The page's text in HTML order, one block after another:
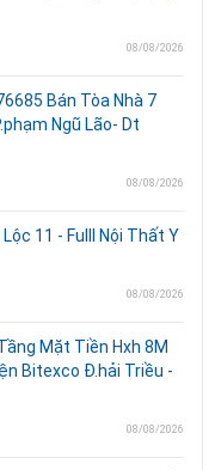
08/08/2026
Bán Tòa Nhà 7
Ngũ Lão- Dt
08/08/2026
11 - Fulll Nội Thất Y
08/08/2026
Mặt Tiền Hxh 8M
Bitexco Đ.hải Triều -
08/08/2026